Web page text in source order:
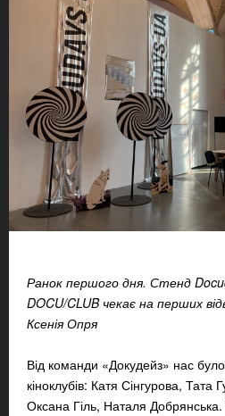
Ранок першого дня. Стенд
DOCU/CLUB чекає на перших
Ксенія Опря
Від команди «Докудейз» нас
кіноклубів: Катя Сінгурова, Тата
Оксана Гіль, Наталя